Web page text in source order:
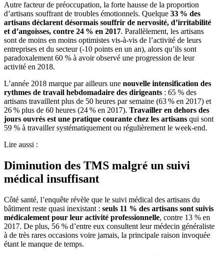
Autre facteur de préoccupation, la forte hausse de la proportion
d’artisans souffrant de troubles émotionnels. Quelque 33 % des
artisans déclarent désormais souffrir de nervosité, d’irritabilité
et d’angoisses, contre 24 % en 2017. Parallèlement, les artisans
sont de moins en moins optimistes vis-à-vis de l’activité de leurs
entreprises et du secteur (-10 points en un an), alors qu’ils sont
paradoxalement 60 % à avoir observé une progression de leur
activité en 2018.
L’année 2018 marque par ailleurs une nouvelle intensification des
rythmes de travail hebdomadaire des dirigeants : 65 % des
artisans travaillent plus de 50 heures par semaine (63 % en 2017) et
26 % plus de 60 heures (24 % en 2017). Travailler en dehors des
jours ouvrés est une pratique courante chez les artisans qui sont
59 % à travailler systématiquement ou régulièrement le week-end.
Lire aussi :
Diminution des TMS malgré un suivi
médical insuffisant
Côté santé, l’enquête révèle que le suivi médical des artisans du
bâtiment reste quasi inexistant : seuls 11 % des artisans sont suivis
médicalement pour leur activité professionnelle, contre 13 % en
2017. De plus, 56 % d’entre eux consultent leur médecin généraliste
à de très rares occasions voire jamais, la principale raison invoquée
étant le manque de temps.